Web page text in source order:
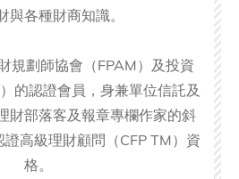
與各種財商知識。
規劃師協會（FPAM）及投資
的認證會員，身兼單位信託及
財部落客及報章專欄作家的斜
高級理財顧問（CFP TM）資
格。